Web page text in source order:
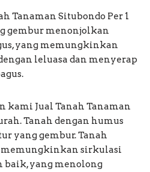
Tanaman Situbondo Per 1
gembur menonjolkan
yang memungkinkan
leluasa dan menyerap
kami Jual Tanah Tanaman
Tanah dengan humus
yang gembur. Tanah
memungkinkan sirkulasi
baik, yang menolong